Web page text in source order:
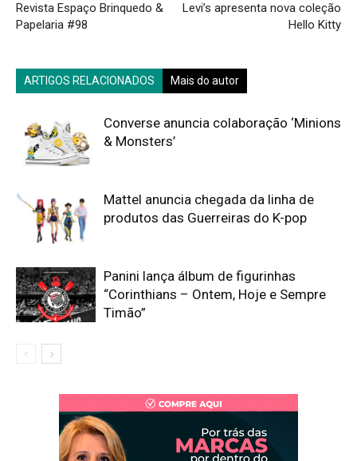
Revista Espaço Brinquedo &
Papelaria #98
Levi’s apresenta nova coleção
Hello Kitty
ARTIGOS RELACIONADOS Mais do autor
Converse anuncia colaboração ‘Minions
& Monsters’
Mattel anuncia chegada da linha de
produtos das Guerreiras do K-pop
Panini lança álbum de figurinhas
“Corinthians – Ontem, Hoje e Sempre
Timão”